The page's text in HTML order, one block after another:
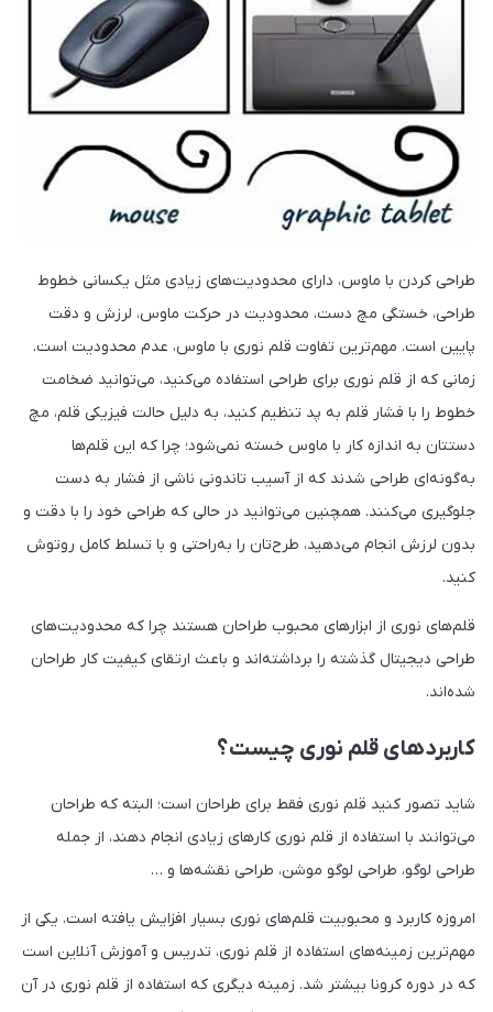
طراحی کردن با ماوس، دارای محدودیت‌های زیادی مثل یکسانی خطوط
طراحی، خستگی مچ دست، محدودیت در حرکت ماوس، لرزش و دقت
پایین است. مهم‌ترین تفاوت قلم نوری با ماوس، عدم محدودیت است‌.
زمانی که از قلم نوری برای طراحی استفاده می‌کنید، می‌توانید ضخامت
خطوط را با فشار قلم به پد تنظیم کنید، به دلیل حالت فیزیکی قلم، مچ
دستتان به اندازه کار با ماوس خسته نمی‌شود؛ چرا که این قلم‌ها
به‌گونه‌ای طراحی شدند که از آسیب تاندونی ناشی از فشار به دست
جلوگیری می‌کنند. همچنین می‌توانید در حالی که طراحی خود را با دقت و
بدون لرزش انجام می‌دهید، طرح‌تان را به‌راحتی و با تسلط کامل روتوش
کنید‌.
قلم‌های نوری از ابزارهای محبوب طراحان هستند چرا که محدودیت‌های
طراحی دیجیتال گذشته را برداشته‌اند و باعث ارتقای کیفیت کار طراحان
شده‌اند.
کاربردهای قلم نوری چیست؟
شاید تصور کنید قلم نوری فقط برای طراحان است؛ البته که طراحان
می‌توانند با استفاده از قلم نوری کارهای زیادی انجام دهند، از جمله
طراحی لوگو، طراحی لوگو موشن، طراحی نقشه‌ها و …
امروزه کاربرد و محبوبیت قلم‌های نوری بسیار افزایش یافته است‌. یکی از
مهم‌ترین زمینه‌های استفاده از قلم نوری، تدریس و آموزش آنلاین است
که در دوره کرونا بیشتر شد. زمینه دیگری که استفاده از قلم نوری در آن